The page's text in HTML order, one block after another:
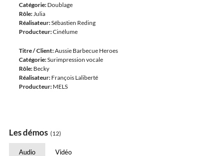
Catégorie: Doublage
Rôle: Julia
Réalisateur:Sébastien Reding
Producteur:Cinélume
Titre / Client:Aussie Barbecue Heroes
Catégorie:Surimpression vocale
Rôle: Becky
Réalisateur: François Laliberté
Producteur: MELS
Les démos (12)
Audio Vidéo